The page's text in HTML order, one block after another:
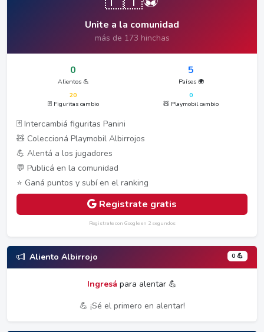
Unite a la comunidad
más de 173 hinchas
0
Alientos 💪
5
Países 🌍
20
🃏 Figuritas cambio
0
🧸 Playmobil cambio
🃏 Intercambiá figuritas Panini
🧸 Coleccioná Playmobil Albirrojos
💪 Alentá a los jugadores
💬 Publicá en la comunidad
⭐ Ganá puntos y subí en el ranking
Registrate gratis
Registrate con Google en 2 segundos
Aliento Albirrojo 0 💪
Ingresá para alentar 💪
💪 ¡Sé el primero en alentar!